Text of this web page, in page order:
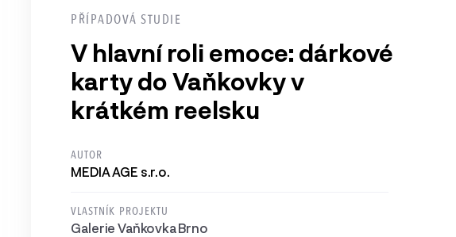
PŘÍPADOVÁ STUDIE
V hlavní roli emoce: dárkové
karty do Vaňkovky v
krátkém reelsku
AUTOR
MEDIA AGE s.r.o.
VLASTNÍK PROJEKTU
Galerie Vaňkovka Brno